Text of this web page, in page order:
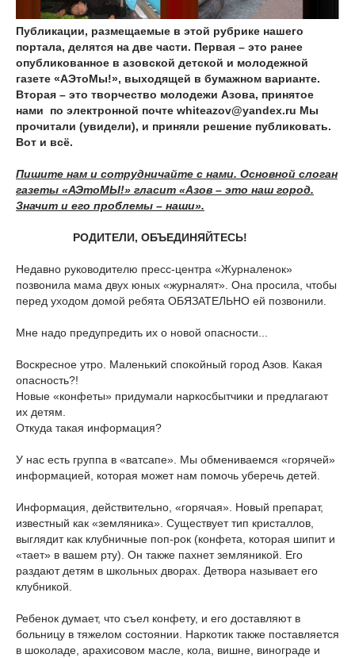
Публикации, размещаемые в этой рубрике нашего
портала, делятся на две части. Первая – это ранее
опубликованное в азовской детской и молодежной
газете «АЭтоМы!», выходящей в бумажном варианте.
Вторая – это творчество молодежи Азова, принятое
нами по электронной почте whiteazov@yandex.ru Мы
прочитали (увидели), и приняли решение публиковать.
Вот и всё.
Пишите нам и сотрудничайте с нами. Основной слоган
газеты «АЭтоМЫ!» гласит «Азов – это наш город.
Значит и его проблемы – наши».
РОДИТЕЛИ, ОБЪЕДИНЯЙТЕСЬ!
Недавно руководителю пресс-центра «Журналенок»
позвонила мама двух юных «журналят». Она просила, чтобы
перед уходом домой ребята ОБЯЗАТЕЛЬНО ей позвонили.
Мне надо предупредить их о новой опасности...
Воскресное утро. Маленький спокойный город Азов. Какая
опасность?!
Новые «конфеты» придумали наркосбытчики и предлагают
их детям.
Откуда такая информация?
У нас есть группа в «ватсапе». Мы обмениваемся «горячей»
информацией, которая может нам помочь уберечь детей.
Информация, действительно, «горячая». Новый препарат,
известный как «земляника». Существует тип кристаллов,
выглядит как клубничные поп-рок (конфета, которая шипит и
«тает» в вашем рту). Он также пахнет земляникой. Его
раздают детям в школьных дворах. Детвора называет его
клубникой.
Ребенок думает, что съел конфету, и его доставляют в
больницу в тяжелом состоянии. Наркотик также поставляется
в шоколаде, арахисовом масле, кола, вишне, винограде и